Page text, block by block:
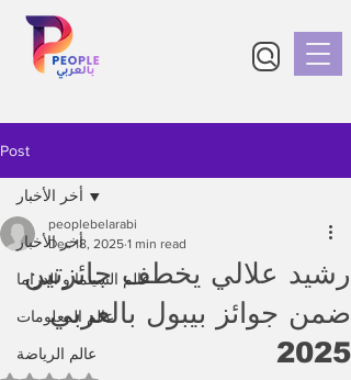
Post
أخر الأخبار
عالم السينما و الدراما
عالم المعلومات
عالم الرياضة
أخر الأخبار
رشيد علالي يخطف جائزتين
ضمن جوائز بيبول بالعربي
2025
peoplebelarabi
Dec 18, 2025 1 min read